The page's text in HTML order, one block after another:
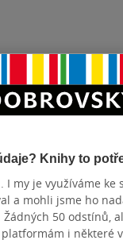
Knihy to
my je využíváme ke
a mohli jsme ho
50 odstínů,
i některé